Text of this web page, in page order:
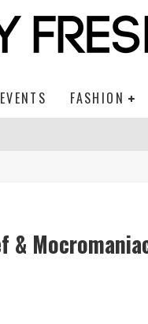
EVENTS FASHION
&